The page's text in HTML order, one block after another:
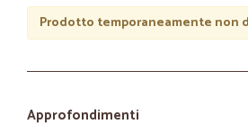
Prodotto temporaneamente non
Approfondimenti